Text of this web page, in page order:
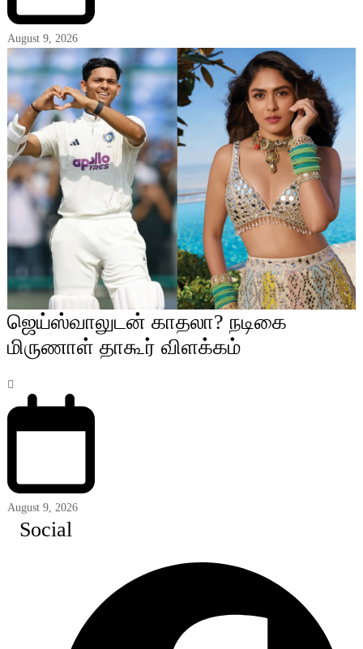
August 9, 2026
ஜெய்ஸ்வாலுடன் காதலா? நடிகை
மிருணாள் தாகூர் விளக்கம்
August 9, 2026
Social